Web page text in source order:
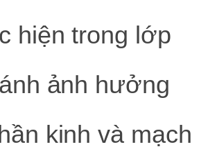
hiện trong lớp
ảnh hưởng
kinh và mạch